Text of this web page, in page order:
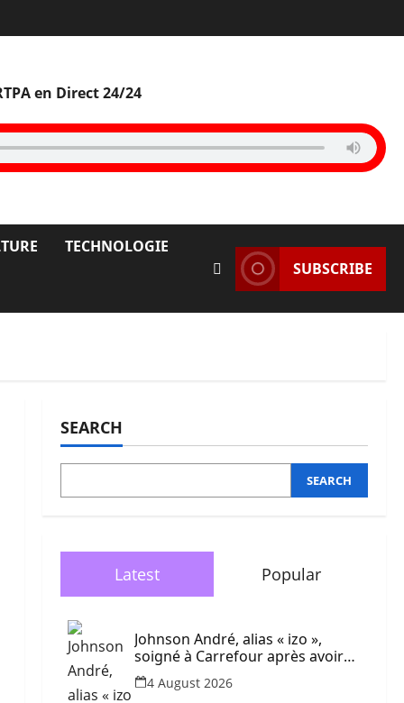
en Direct 24/24
TECHNOLOGIE
SUBSCRIBE
SEARCH
SEARCH
Latest Popular
Johnson André, alias « izo »,
soigné à Carrefour après avoir
été blessé dans une frappe de
drone
4 August 2026